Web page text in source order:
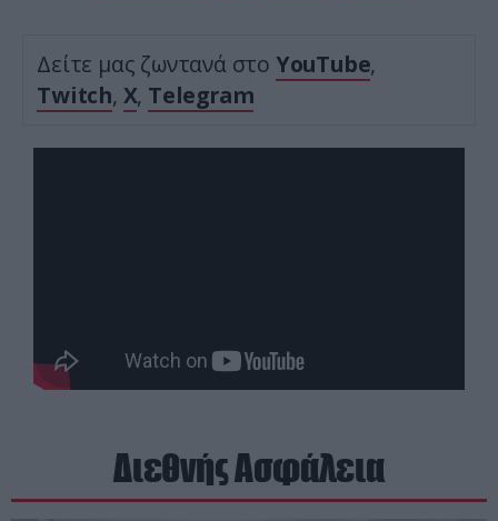
Δείτε μας ζωντανά στο YouTube,
Twitch, X, Telegram
Διεθνής Ασφάλεια